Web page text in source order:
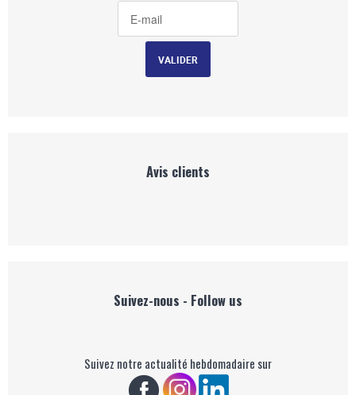
Avis clients
Suivez-nous - Follow us
Suivez notre actualité hebdomadaire sur